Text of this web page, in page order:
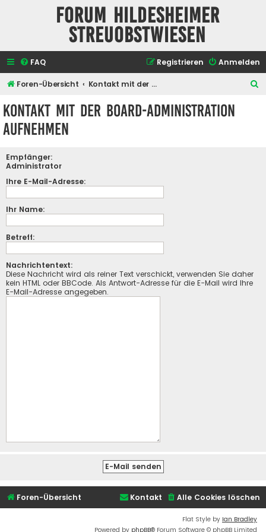
Forum Hildesheimer
Streuobstwiesen
FAQ Anmelden
Registrieren
Foren-Übersicht Kontakt mit der Board-Administration aufnehmen
Kontakt mit der Board-Administration
aufnehmen
Empfänger:
Administrator
Ihre E-Mail-Adresse:
Ihr Name:
Betreff:
Nachrichtentext:
Diese Nachricht wird als reiner Text verschickt, verwenden Sie daher
kein HTML oder BBCode. Als Antwort-Adresse für die E-Mail wird Ihre
E-Mail-Adresse angegeben.
Foren-Übersicht Alle Cookies löschen
Kontakt
Flat Style by Ian Bradley
Powered by phpBB® Forum Software © phpBB Limited